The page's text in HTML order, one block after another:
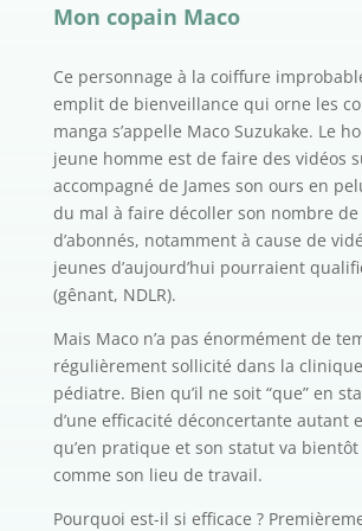
Mon copain Maco
Ce personnage à la coiffure
emplit de bienveillance qui orne les
manga s’appelle Maco Suzukake. Le
jeune homme est de faire des vidéos
accompagné de James son ours en
du mal à faire décoller son nombre de
d’abonnés, notamment à cause de
jeunes d’aujourd’hui pourraient
(gênant, NDLR).
Mais Maco n’a pas énormément de
régulièrement sollicité dans la
pédiatre. Bien qu’il ne soit “que” en
d’une efficacité déconcertante autant
qu’en pratique et son statut va
comme son lieu de travail.
Pourquoi est-il si efficace ?